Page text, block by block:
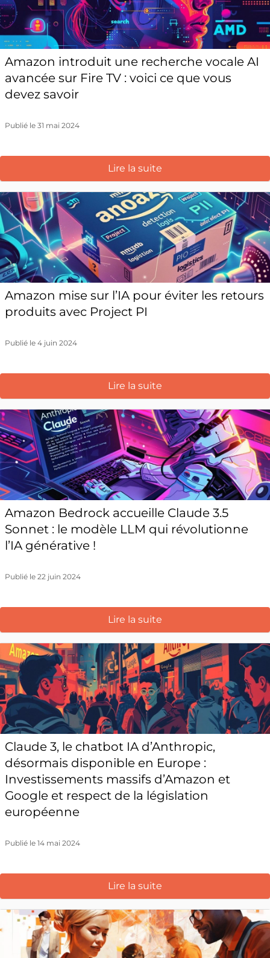
Amazon introduit une recherche vocale AI
avancée sur Fire TV : voici ce que vous
devez savoir
Publié le 31 mai 2024
Lire la suite
Amazon mise sur l’IA pour éviter les retours
produits avec Project PI
Publié le 4 juin 2024
Lire la suite
Amazon Bedrock accueille Claude 3.5
Sonnet : le modèle LLM qui révolutionne
l’IA générative !
Publié le 22 juin 2024
Lire la suite
Claude 3, le chatbot IA d’Anthropic,
désormais disponible en Europe :
Investissements massifs d’Amazon et
Google et respect de la législation
européenne
Publié le 14 mai 2024
Lire la suite